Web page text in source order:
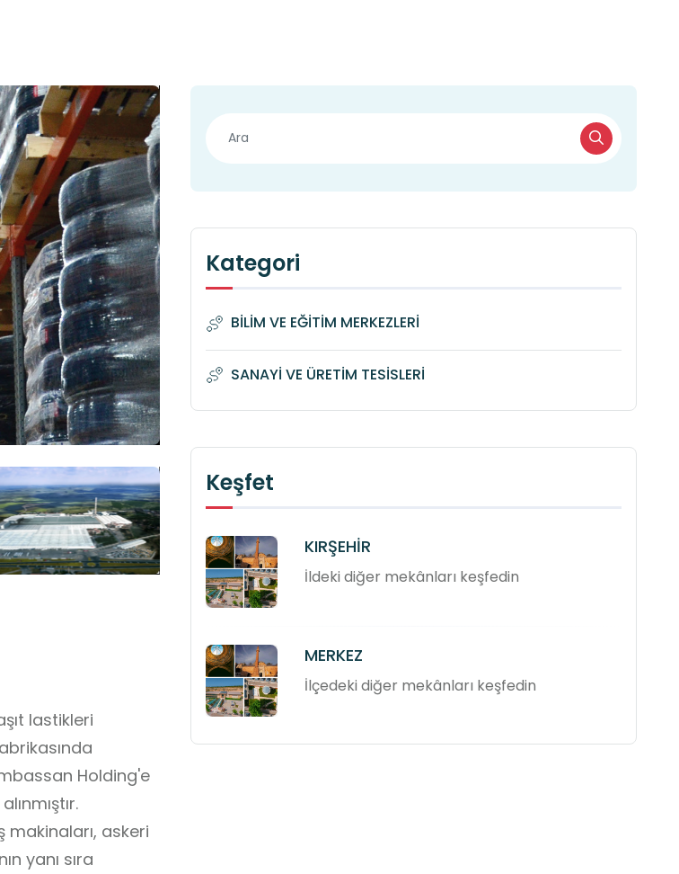
lastikleri
Holding'e
makinaları, askeri
yanı sıra
Kategori
BİLİM VE EĞİTİM MERKEZLERİ
SANAYİ VE ÜRETİM TESİSLERİ
Keşfet
KIRŞEHİR
İldeki diğer mekânları keşfedin
MERKEZ
İlçedeki diğer mekânları keşfedin